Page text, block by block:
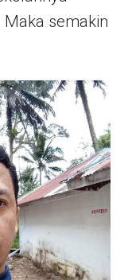
semakin